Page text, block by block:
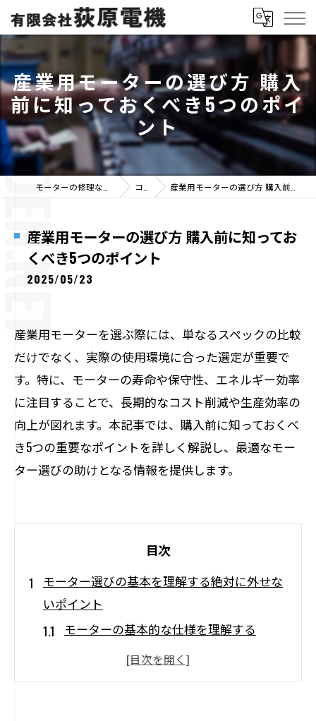
産業用モーターの選び方 購入
前に知っておくべき5つのポイ
ント
コラム 産業用モーターの選び方 購入前に知っておくべき5つのポイント
産業用モーターの選び方 購入前に知ってお
くべき5つのポイント
2025/05/23
産業用モーターを選ぶ際には、単なるスペックの比較
だけでなく、実際の使用環境に合った選定が重要で
す。特に、モーターの寿命や保守性、エネルギー効率
に注目することで、長期的なコスト削減や生産効率の
向上が図れます。本記事では、購入前に知っておくべ
き5つの重要なポイントを詳しく解説し、最適なモー
ター選びの助けとなる情報を提供します。
目次
モーター選びの基本を理解する絶対に外せな
いポイント
モーターの基本的な仕様を理解する
産業用モーターと家庭用モーターの違い
選定に影響を与える外部要因